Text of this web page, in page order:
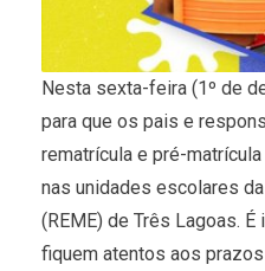
Nesta sexta-feira (1º de
para que os pais e
rematrícula e pré-
nas unidades escolares
(REME) de Três Lagoas.
fiquem atentos aos